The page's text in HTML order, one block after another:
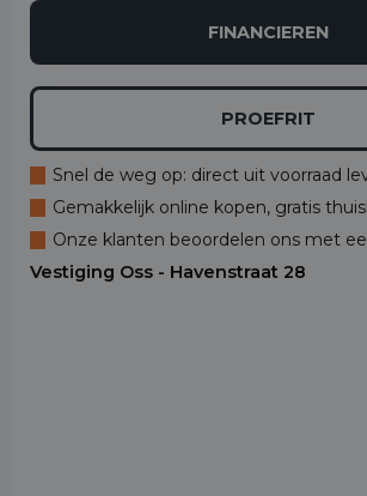
FINANCIEREN
PROEFRIT
Snel de weg op: direct uit voorraad
Gemakkelijk online kopen, gratis
Onze klanten beoordelen ons met
Vestiging Oss - Havenstraat 28